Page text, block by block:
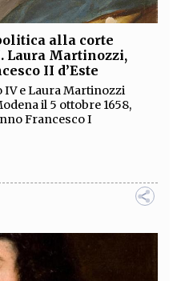
alla corte
Laura Martinozzi,
II d’Este
e Laura Martinozzi
il 5 ottobre 1658,
Francesco I